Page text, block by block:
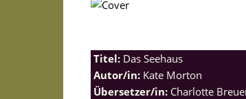
Titel: Das Seehaus
Autor/in: Kate Morton
Übersetzer/in: Charlotte